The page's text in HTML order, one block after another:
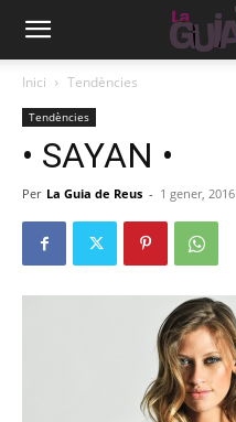
Inici Tendències
Tendències
• SAYAN •
Per La Guia de Reus - 1 gener, 2016